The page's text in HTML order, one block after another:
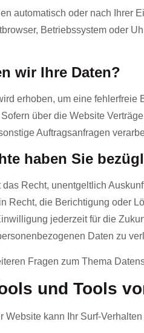
automatisch oder nach Ihrer
Betriebssystem oder
wir Ihre Daten?
erhoben, um eine
über die Website
Auftragsanfragen
haben Sie
Recht, unentgeltlich
Recht, die Berichtigung oder
jederzeit für die
Daten zu
Fragen zum Thema
und Tools
Website kann Ihr Surf-